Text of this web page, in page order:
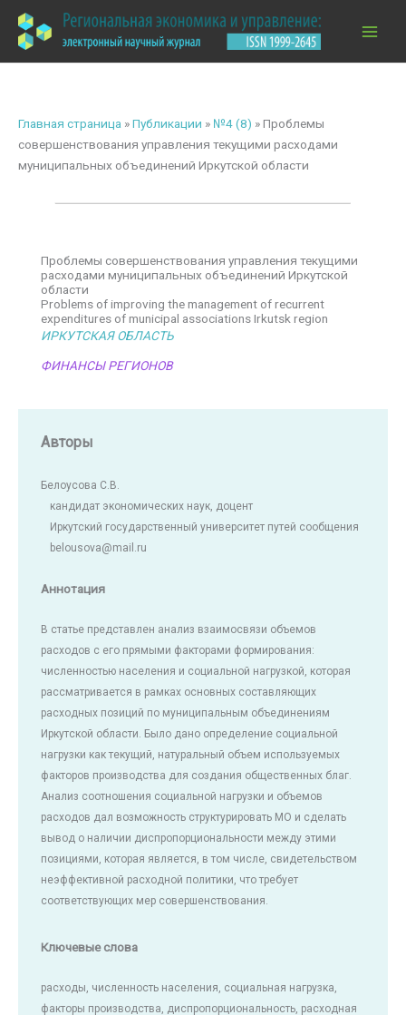
содержимому
Главная страница »Публикации » №4 (8) »Проблемы
совершенствования управления текущими расходами
муниципальных объединений Иркутской области
Проблемы совершенствования управления текущими
расходами муниципальных объединений Иркутской
области
Problems of improving the management of recurrent
expenditures of municipal associations Irkutsk region
ИРКУТСКАЯ ОБЛАСТЬ
ФИНАНСЫ РЕГИОНОВ
Авторы
Белоусова С.В.
кандидат экономических наук, доцент
Иркутский государственный университет путей сообщения
belousova@mail.ru
Аннотация
В статье представлен анализ взаимосвязи объемов
расходов с его прямыми факторами формирования:
численностью населения и социальной нагрузкой, которая
рассматривается в рамках основных составляющих
расходных позиций по муниципальным объединениям
Иркутской области. Было дано определение социальной
нагрузки как текущий, натуральный объем используемых
факторов производства для создания общественных благ.
Анализ соотношения социальной нагрузки и объемов
расходов дал возможность структурировать МО и сделать
вывод о наличии диспропорциональности между этими
позициями, которая является, в том числе, свидетельством
неэффективной расходной политики, что требует
соответствующих мер совершенствования.
Ключевые слова
расходы, численность населения, социальная нагрузка,
факторы производства, диспропорциональность, расходная